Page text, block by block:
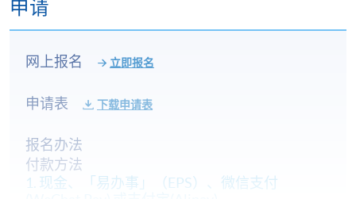
特定专案目的建立资料。您将学习研究人员必须採取
的实务步骤，以便从资料中建立有用的商业资讯，以
及如何以易于理解的方式将这些资讯视觉化。您将掌
握获取、探索和分析定量及定性资料所需的工具、方
6) MBA专案
本单元不包含特定主题内容，因此不会正式传授任何
教材。您所选择的个性化且独特的专案主题，可让您
申请
网上报名 立即报名
申请表 下载申请表
报名办法
付款方法
1. 现金、「易办事」（EPS）、微信支付